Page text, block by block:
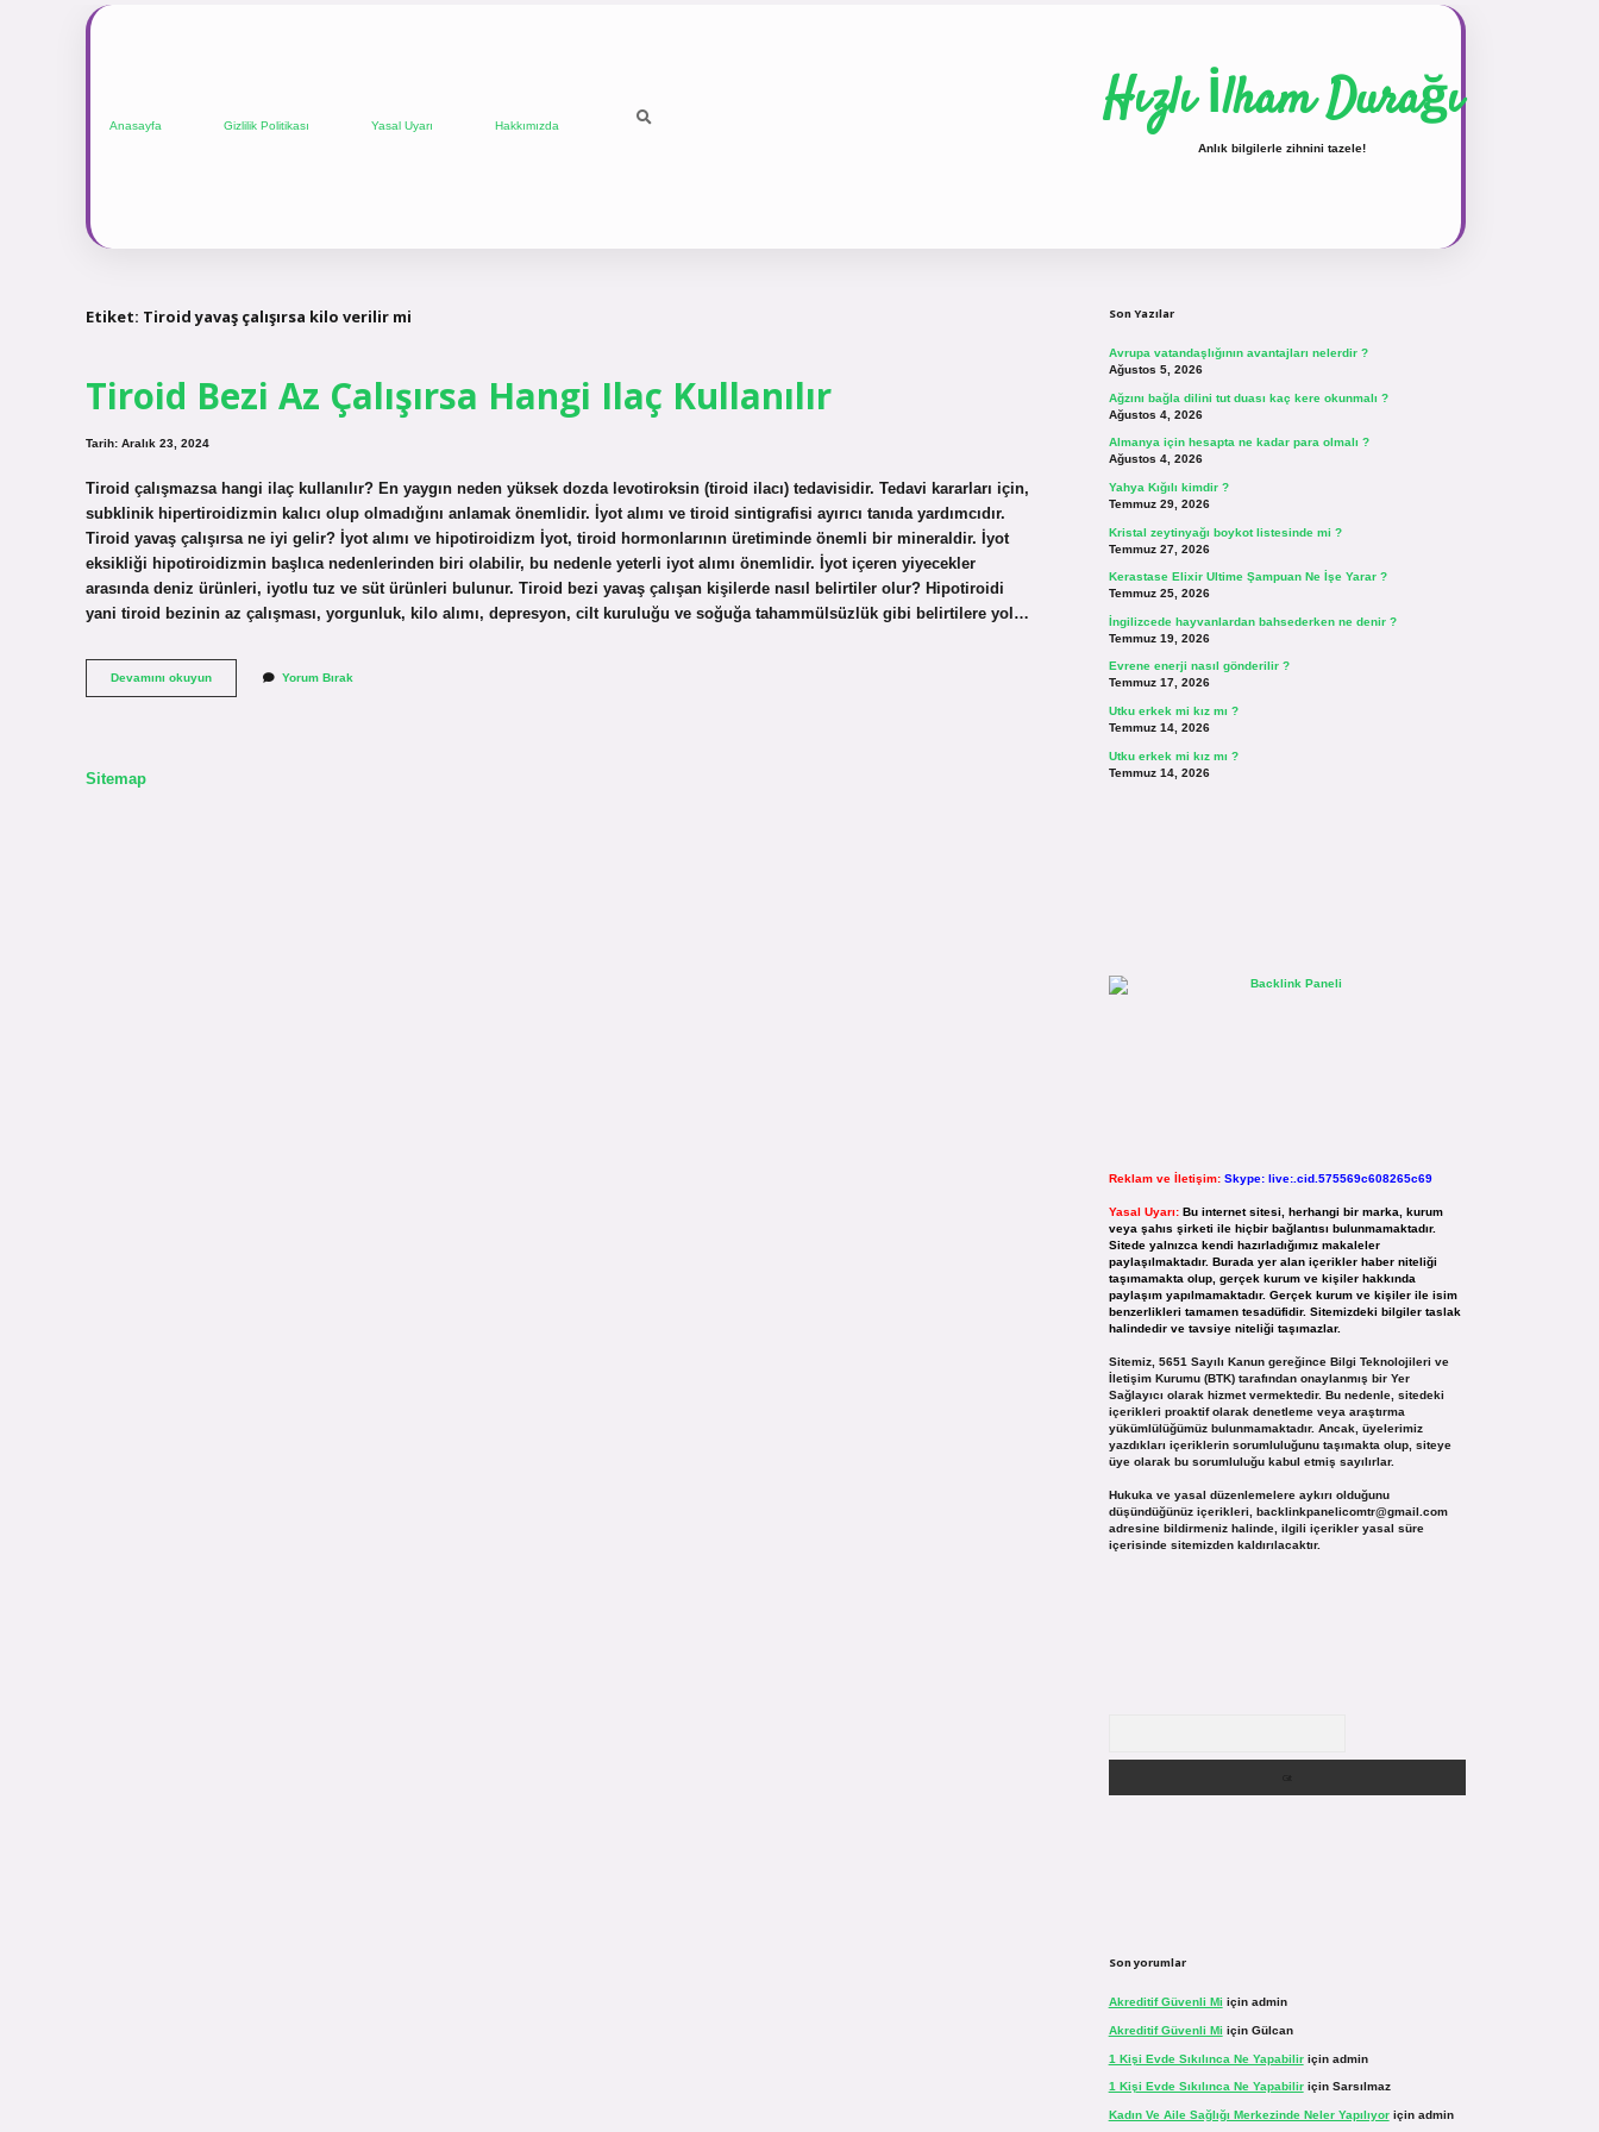
Anasayfa Gizlilik Politikası Yasal Uyarı Hakkımızda Hızlı İlham Durağı
Anlık bilgilerle zihnini tazele!
Etiket: Tiroid yavaş çalışırsa kilo verilir mi
Tiroid Bezi Az Çalışırsa Hangi Ilaç Kullanılır
Tarih: Aralık 23, 2024
Tiroid çalışmazsa hangi ilaç kullanılır? En yaygın neden yüksek dozda levotiroksin (tiroid ilacı) tedavisidir. Tedavi kararları için,
subklinik hipertiroidizmin kalıcı olup olmadığını anlamak önemlidir. İyot alımı ve tiroid sintigrafisi ayırıcı tanıda yardımcıdır.
Tiroid yavaş çalışırsa ne iyi gelir? İyot alımı ve hipotiroidizm İyot, tiroid hormonlarının üretiminde önemli bir mineraldir. İyot
eksikliği hipotiroidizmin başlıca nedenlerinden biri olabilir, bu nedenle yeterli iyot alımı önemlidir. İyot içeren yiyecekler
arasında deniz ürünleri, iyotlu tuz ve süt ürünleri bulunur. Tiroid bezi yavaş çalışan kişilerde nasıl belirtiler olur? Hipotiroidi
yani tiroid bezinin az çalışması, yorgunluk, kilo alımı, depresyon, cilt kuruluğu ve soğuğa tahammülsüzlük gibi belirtilere yol…
Devamını okuyunTiroid
Bezi
Yorum Bırak
Sitemap
Son Yazılar
Avrupa vatandaşlığının avantajları nelerdir ?
Ağustos 5, 2026
Ağzını bağla dilini tut duası kaç kere okunmalı ?
Ağustos 4, 2026
Almanya için hesapta ne kadar para olmalı ?
Ağustos 4, 2026
Yahya Kığılı kimdir ?
Temmuz 29, 2026
Kristal zeytinyağı boykot listesinde mi ?
Temmuz 27, 2026
Kerastase Elixir Ultime Şampuan Ne İşe Yarar ?
Temmuz 25, 2026
İngilizcede hayvanlardan bahsederken ne denir ?
Temmuz 19, 2026
Evrene enerji nasıl gönderilir ?
Temmuz 17, 2026
Utku erkek mi kız mı ?
Temmuz 14, 2026
Utku erkek mi kız mı ?
Temmuz 14, 2026
Reklam ve İletişim: Skype: live:.cid.575569c608265c69
Yasal Uyarı: Bu internet sitesi, herhangi bir marka, kurum
veya şahıs şirketi ile hiçbir bağlantısı bulunmamaktadır.
Sitede yalnızca kendi hazırladığımız makaleler
paylaşılmaktadır. Burada yer alan içerikler haber niteliği
taşımamakta olup, gerçek kurum ve kişiler hakkında
paylaşım yapılmamaktadır. Gerçek kurum ve kişiler ile isim
benzerlikleri tamamen tesadüfidir. Sitemizdeki bilgiler taslak
halindedir ve tavsiye niteliği taşımazlar.
Sitemiz, 5651 Sayılı Kanun gereğince Bilgi Teknolojileri ve
İletişim Kurumu (BTK) tarafından onaylanmış bir Yer
Sağlayıcı olarak hizmet vermektedir. Bu nedenle, sitedeki
içerikleri proaktif olarak denetleme veya araştırma
yükümlülüğümüz bulunmamaktadır. Ancak, üyelerimiz
yazdıkları içeriklerin sorumluluğunu taşımakta olup, siteye
üye olarak bu sorumluluğu kabul etmiş sayılırlar.
Hukuka ve yasal düzenlemelere aykırı olduğunu
düşündüğünüz içerikleri, backlinkpanelicomtr@gmail.com
adresine bildirmeniz halinde, ilgili içerikler yasal süre
içerisinde sitemizden kaldırılacaktır.
Son yorumlar
Akreditif Güvenli Mi için admin
Akreditif Güvenli Mi için Gülcan
1 Kişi Evde Sıkılınca Ne Yapabiliriçin admin
1 Kişi Evde Sıkılınca Ne Yapabiliriçin Sarsılmaz
Kadın Ve Aile Sağlığı Merkezinde Neler Yapılıyoriçin admin